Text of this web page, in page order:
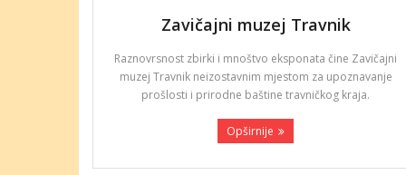
Zavičajni muzej Travnik
Raznovrsnost zbirki i mnoštvo eksponata čine Zavičajni
muzej Travnik neizostavnim mjestom za upoznavanje
prošlosti i prirodne baštine travničkog kraja.
Opširnije